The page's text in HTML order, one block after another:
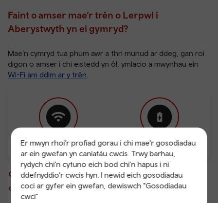
Er mwyn rhoi’r profiad gorau i chi mae'r gosodiadau
ar ein gwefan yn caniatáu cwcis. Trwy barhau,
rydych chi'n cytuno eich bod chi'n hapus i ni
ddefnyddio'r cwcis hyn. I newid eich gosodiadau
coci ar gyfer ein gwefan, dewiswch "Gosodiadau
cwci"
Faint o amser mae’r trên o Lerpwl i
Aberystwyth yn ei gymryd?
Mae’n cymryd tua phum awr a thri munud ar ddeg, gan roi
digon o amser i chi eistedd yn ôl, ymlacio a mwynhau ein
Wi-Fi am ddim ar y trên
Wi-Fi am ddim Pwyntiau gwefru
Gwybodaeth fyw am drenau sy’n gadael ac yn
cyrraedd